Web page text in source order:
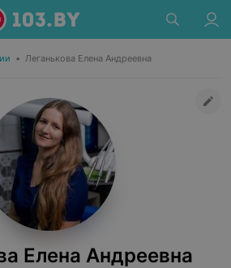
• Леганькова Елена Андреевна
Елена Андреевна